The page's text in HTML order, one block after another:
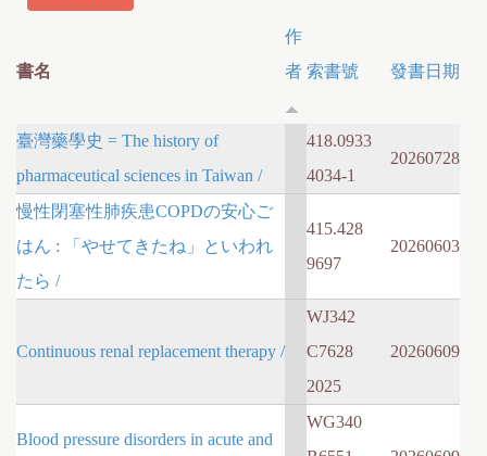
書名
作
者 索書號 發書日期
臺灣藥學史 = The history of
pharmaceutical sciences in Taiwan /
418.0933
4034-1
20260728
慢性閉塞性肺疾患COPDの安心ご
はん : 「やせてきたね」といわれ
たら /
415.428
9697
20260603
Continuous renal replacement therapy /
WJ342
C7628
2025
20260609
Blood pressure disorders in acute and
WG340